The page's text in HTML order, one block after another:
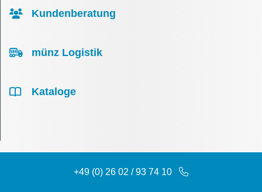
Kundenberatung
münz Logistik
Kataloge
+49 (0) 26 02 / 93 74 10